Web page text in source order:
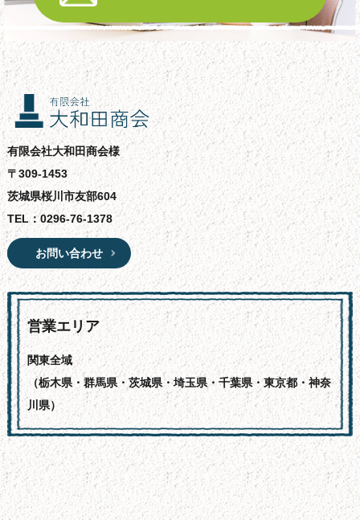
有限会社大和田商会様
〒309-1453
茨城県桜川市友部604
TEL：0296-76-1378
お問い合わせ
営業エリア
関東全域
（栃木県・群馬県・茨城県・埼玉県・千葉県・東京都・神奈
川県）